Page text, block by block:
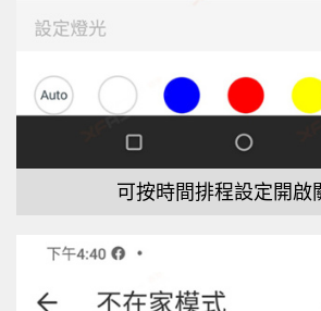
可按時間排程設定開啟